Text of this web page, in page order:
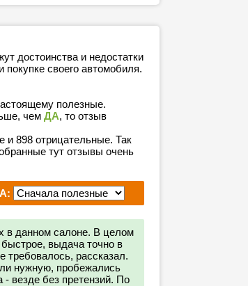
достоинства и недостатки
покупке своего автомобиля.
полезные.
чем ДА, то отзыв
и 898 отрицательные. Так
тут отзывы очень
в данном салоне. В целом
выдача точно в
рассказал.
нужную, пробежались
- везде без претензий. По